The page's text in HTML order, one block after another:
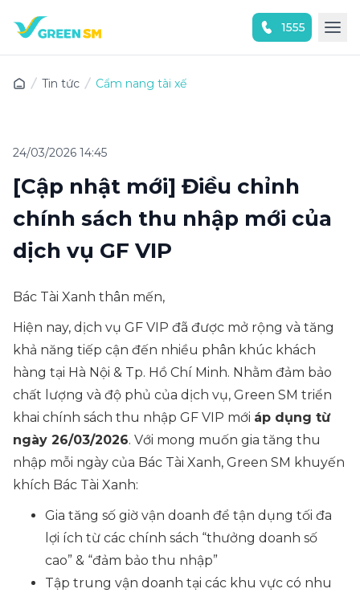
1555
Tin tức Cẩm nang tài xế
24/03/2026 14:45
[Cập nhật mới] Điều chỉnh
chính sách thu nhập mới của
dịch vụ GF VIP
Bác Tài Xanh thân mến,
Hiện nay, dịch vụ GF VIP đã được mở rộng và tăng
khả năng tiếp cận đến nhiều phân khúc khách
hàng tại Hà Nội & Tp. Hồ Chí Minh. Nhằm đảm bảo
chất lượng và độ phủ của dịch vụ, Green SM triển
khai chính sách thu nhập GF VIP mới áp dụng từ
ngày 26/03/2026. Với mong muốn gia tăng thu
nhập mỗi ngày của Bác Tài Xanh, Green SM khuyến
khích Bác Tài Xanh:
Gia tăng số giờ vận doanh để tận dụng tối đa
lợi ích từ các chính sách “thưởng doanh số
cao” & “đảm bảo thu nhập”
Tập trung vận doanh tại các khu vực có nhu